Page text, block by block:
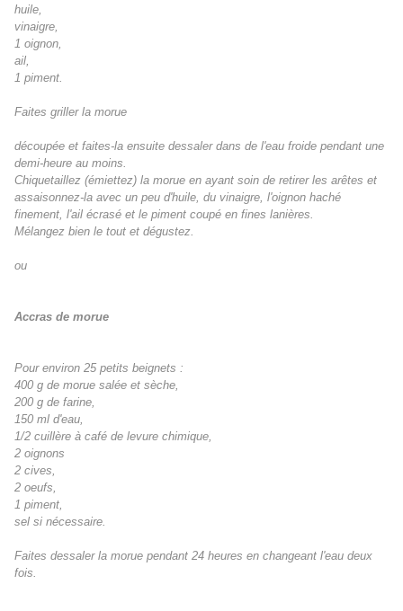
huile,
vinaigre,
1 oignon,
ail,
1 piment.
Faites griller la morue
découpée et faites-la ensuite dessaler dans de l'eau froide pendant une
demi-heure au moins.
Chiquetaillez (émiettez) la morue en ayant soin de retirer les arêtes et
assaisonnez-la avec un peu d'huile, du vinaigre, l'oignon haché
finement, l'ail écrasé et le piment coupé en fines lanières.
Mélangez bien le tout et dégustez.
ou
Accras de morue
Pour environ 25 petits beignets :
400 g de morue salée et sèche,
200 g de farine,
150 ml d'eau,
1/2 cuillère à café de levure chimique,
2 oignons
2 cives,
2 oeufs,
1 piment,
sel si nécessaire.
Faites dessaler la morue pendant 24 heures en changeant l'eau deux
fois.